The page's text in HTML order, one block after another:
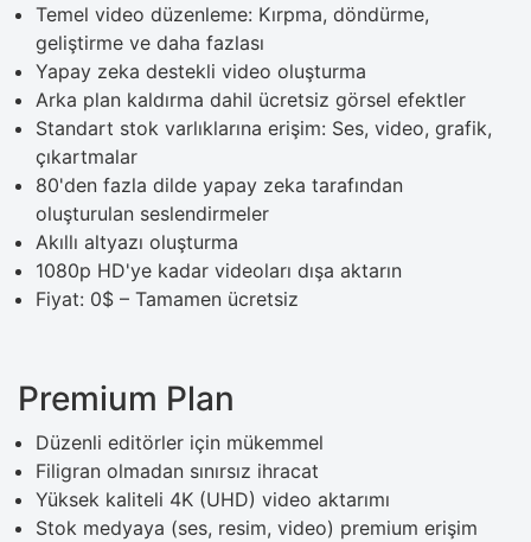
Temel video düzenleme: Kırpma, döndürme,
geliştirme ve daha fazlası
Yapay zeka destekli video oluşturma
Arka plan kaldırma dahil ücretsiz görsel efektler
Standart stok varlıklarına erişim: Ses, video, grafik,
çıkartmalar
80'den fazla dilde yapay zeka tarafından
oluşturulan seslendirmeler
Akıllı altyazı oluşturma
1080p HD'ye kadar videoları dışa aktarın
Fiyat: 0$ – Tamamen ücretsiz
Premium Plan
Düzenli editörler için mükemmel
Filigran olmadan sınırsız ihracat
Yüksek kaliteli 4K (UHD) video aktarımı
Stok medyaya (ses, resim, video) premium erişim